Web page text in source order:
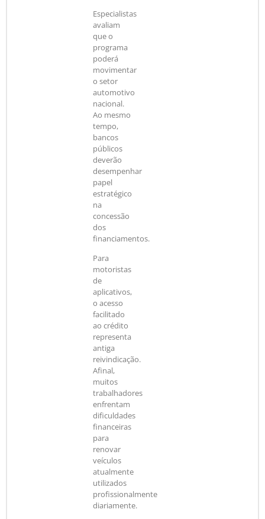
Especialistas
avaliam
que o
programa
poderá
movimentar
o setor
automotivo
nacional.
Ao mesmo
tempo,
bancos
públicos
deverão
desempenhar
papel
estratégico
na
concessão
dos
financiamentos.
Para
motoristas
de
aplicativos,
o acesso
facilitado
ao crédito
representa
antiga
reivindicação.
Afinal,
muitos
trabalhadores
enfrentam
dificuldades
financeiras
para
renovar
veículos
atualmente
utilizados
profissionalmente
diariamente.